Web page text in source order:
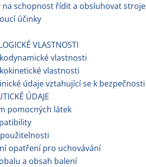
na schopnost řídit a obsluhovat stroje
účinky
VLASTNOSTI
vlastnosti
vlastnosti
údaje vztahující se k bezpečnosti
ÚDAJE
pomocných látek
opatření pro uchovávání
a obsah balení